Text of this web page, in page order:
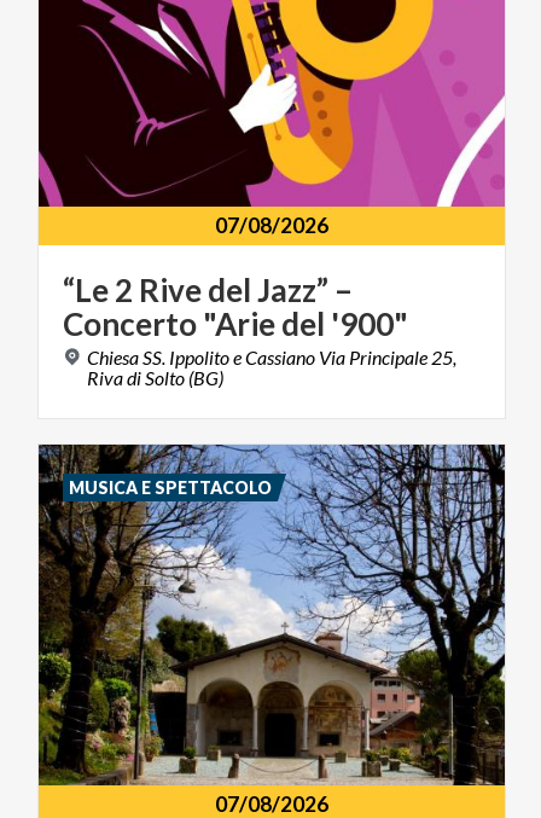
07/08/2026
“Le2 RivedelJazz” –
Concerto "Ariedel '900"
Chiesa SS. Ippolito e Cassiano Via Principale 25,
Riva di Solto (BG)
07/08/2026
MUSICA E SPETTACOLO